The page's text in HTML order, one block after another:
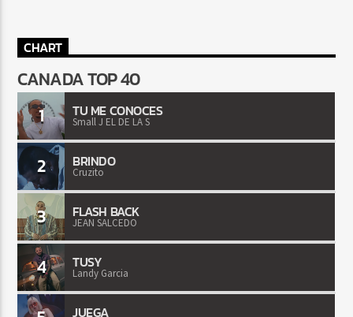
CHART
CANADA TOP 40
1 TU ME CONOCES
Small J EL DE LA S
2 BRINDO
Cruzito
3 FLASH BACK
JEAN SALCEDO
4 TUSY
Landy Garcia
JUEGA